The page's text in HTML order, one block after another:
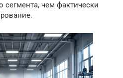
сегмента, чем фактически